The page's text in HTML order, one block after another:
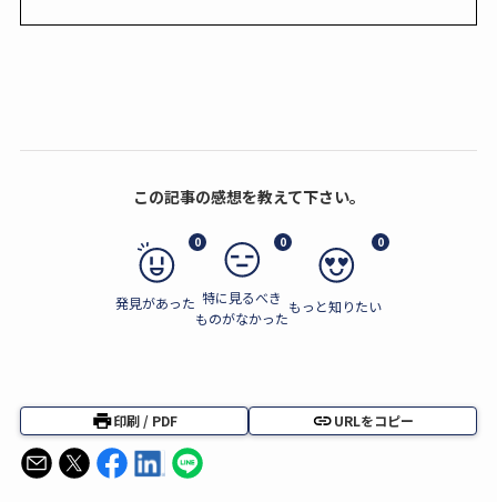
この記事の感想を教えて下さい。
0
発見があった
0
特に見るべき
ものがなかった
0
もっと知りたい
印刷 / PDF URLをコピー